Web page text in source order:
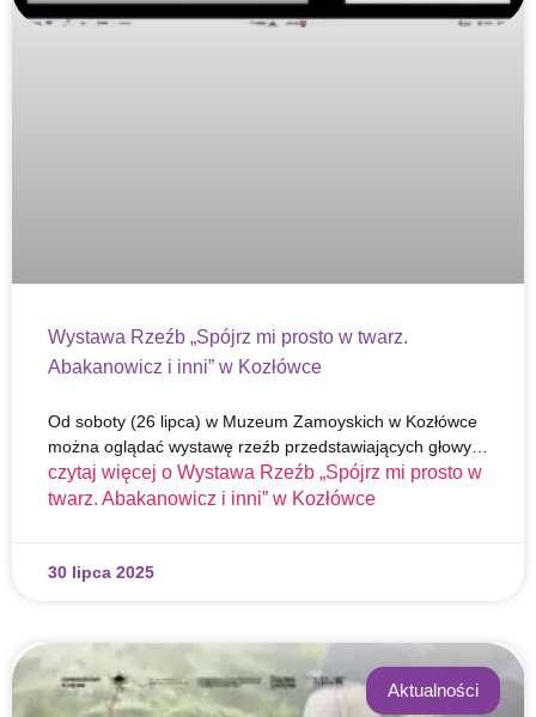
Wystawa Rzeźb „Spójrz mi prosto w twarz.
Abakanowicz i inni” w Kozłówce
Od soboty (26 lipca) w Muzeum Zamoyskich w Kozłówce
można oglądać wystawę rzeźb przedstawiających głowy…
czytaj więcej o Wystawa Rzeźb „Spójrz mi prosto w
twarz. Abakanowicz i inni” w Kozłówce
30 lipca 2025
Aktualności